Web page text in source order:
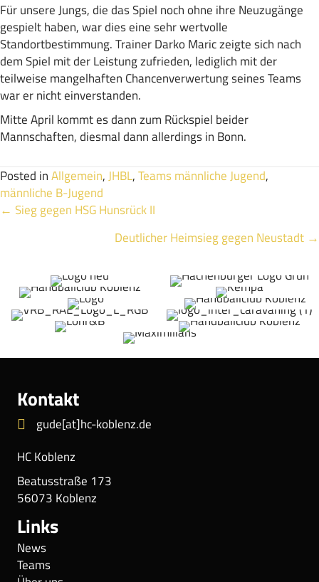
Für unsere Jungs, die das Spiel noch ohne ihre Neuzugänge
gespielt haben, war dies eine sehr wertvolle
Standortbestimmung. Trainer Darko Maric zeigte sich nach
dem Spiel mit der Leistung zufrieden, lediglich mit der
teilweise mangelhaften Chancenverwertung seines Teams
war er nicht einverstanden.
Mitte April kommt es dann zum Rückspiel beider
Mannschaften, diesmal dann allerdings in Bonn.
Posted inAllgemein,JHBL,Teams männliche Jugend,
männliche B-Jugend
Posts
← Sieg gegen HSG Hunsrück II
Deutlicher Heimsieg gegen Neustadt →
Kontakt
gude[at]hc-koblenz.de
HC Koblenz
Beatusstraße 173
56073 Koblenz
Links
News
Teams